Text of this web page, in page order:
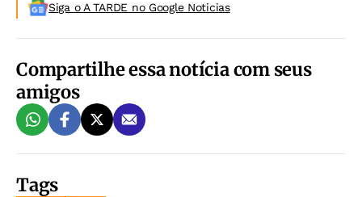
Siga o A TARDE no Google Noticias
Compartilhe essa notícia com seus
amigos
Tags